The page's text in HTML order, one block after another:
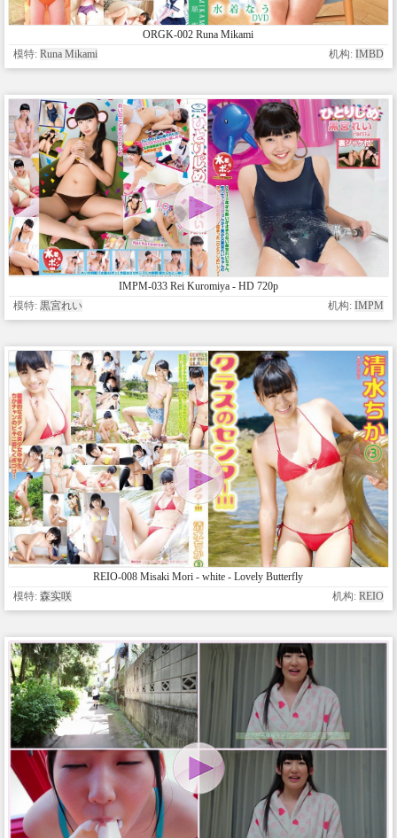
ORGK-002 Runa Mikami
模特: Runa Mikami 机构: IMBD
IMPM-033 Rei Kuromiya - HD 720p
模特: 黒宮れい 机构: IMPM
REIO-008 Misaki Mori - white - Lovely Butterfly
模特: 森实咲 机构: REIO